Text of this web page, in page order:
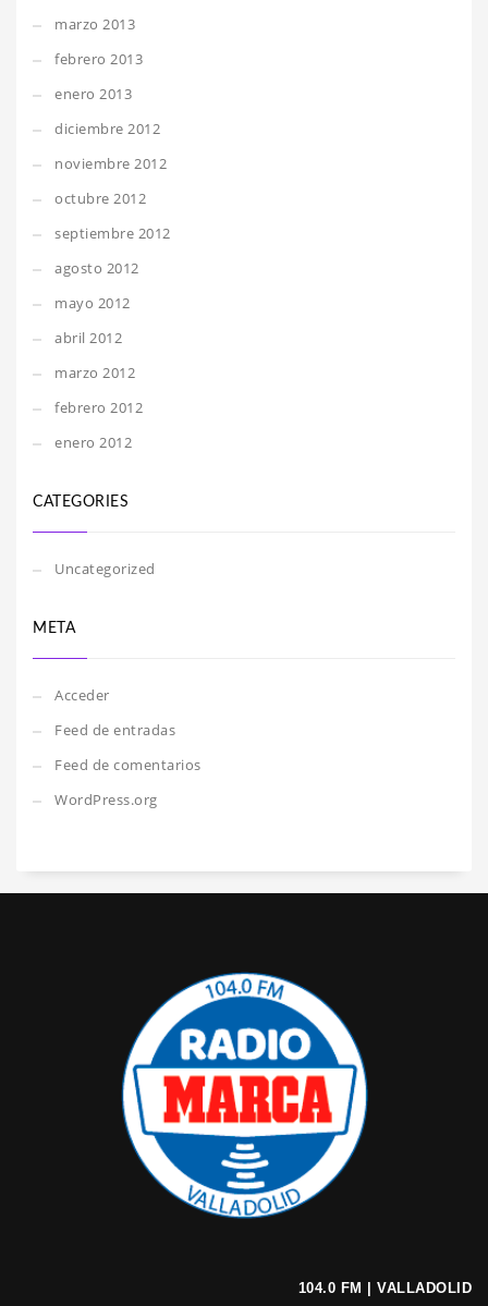
marzo 2013
febrero 2013
enero 2013
diciembre 2012
noviembre 2012
octubre 2012
septiembre 2012
agosto 2012
mayo 2012
abril 2012
marzo 2012
febrero 2012
enero 2012
CATEGORIES
Uncategorized
META
Acceder
Feed de entradas
Feed de comentarios
WordPress.org
104.0 FM | VALLADOLID